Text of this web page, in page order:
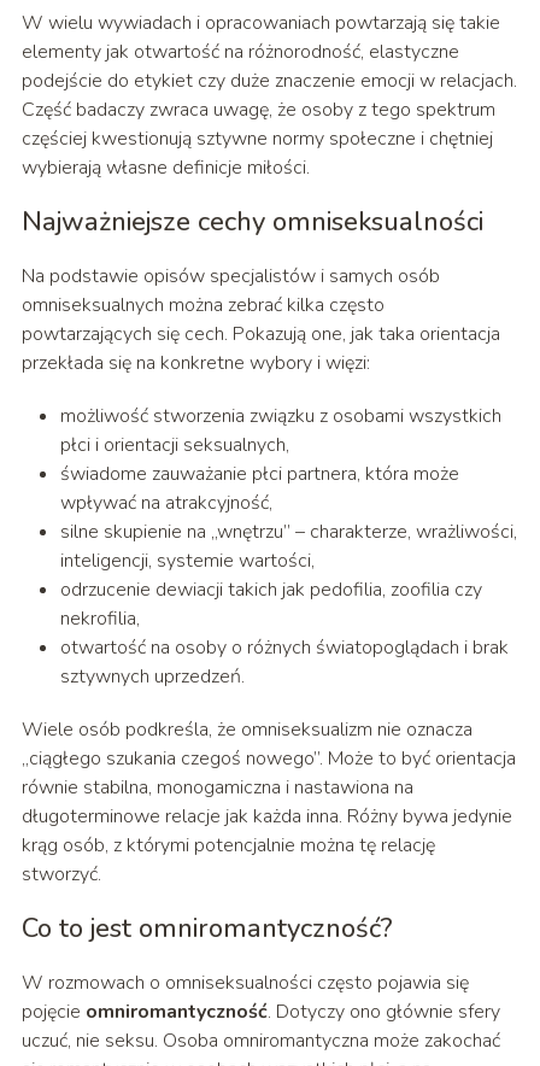
W wielu wywiadach i opracowaniach powtarzają się takie
elementy jak otwartość na różnorodność, elastyczne
podejście do etykiet czy duże znaczenie emocji w relacjach.
Część badaczy zwraca uwagę, że osoby z tego spektrum
częściej kwestionują sztywne normy społeczne i chętniej
wybierają własne definicje miłości.
Najważniejsze cechy omniseksualności
Na podstawie opisów specjalistów i samych osób
omniseksualnych można zebrać kilka często
powtarzających się cech. Pokazują one, jak taka orientacja
przekłada się na konkretne wybory i więzi:
możliwość stworzenia związku z osobami wszystkich
płci i orientacji seksualnych,
świadome zauważanie płci partnera, która może
wpływać na atrakcyjność,
silne skupienie na „wnętrzu” – charakterze, wrażliwości,
inteligencji, systemie wartości,
odrzucenie dewiacji takich jak pedofilia, zoofilia czy
nekrofilia,
otwartość na osoby o różnych światopoglądach i brak
sztywnych uprzedzeń.
Wiele osób podkreśla, że omniseksualizm nie oznacza
„ciągłego szukania czegoś nowego”. Może to być orientacja
równie stabilna, monogamiczna i nastawiona na
długoterminowe relacje jak każda inna. Różny bywa jedynie
krąg osób, z którymi potencjalnie można tę relację
stworzyć.
Co to jest omniromantyczność?
W rozmowach o omniseksualności często pojawia się
pojęcie omniromantyczność. Dotyczy ono głównie sfery
uczuć, nie seksu. Osoba omniromantyczna może zakochać